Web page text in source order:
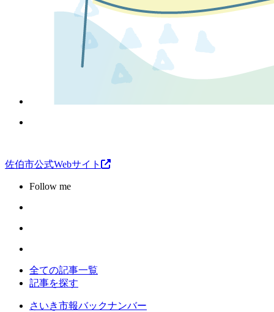
佐伯市公式Webサイト
Follow me
全ての記事一覧
記事を探す
さいき市報バックナンバー